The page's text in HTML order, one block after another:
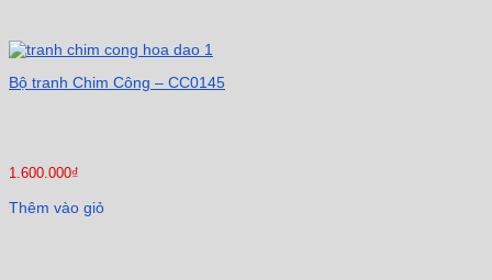
Bộ tranh Chim Công – CC0145
1.600.000₫
Thêm vào giỏ